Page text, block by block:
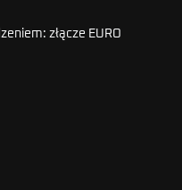
złącze EURO